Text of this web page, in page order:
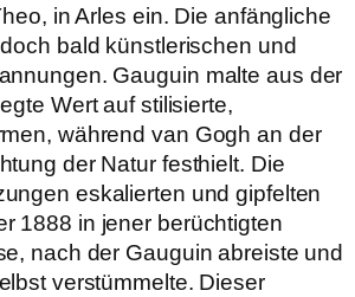
in Arles ein. Die anfängliche
bald künstlerischen und
Gauguin malte aus der
Wert auf stilisierte,
während van Gogh an der
der Natur festhielt. Die
eskalierten und gipfelten
1888 in jener berüchtigten
nach der Gauguin abreiste und
verstümmelte. Dieser